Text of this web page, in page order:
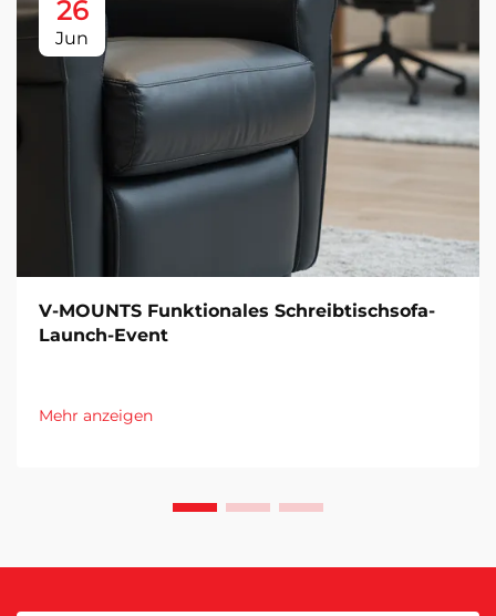
26
Jun
V-MOUNTS Funktionales Schreibtischsofa-
Launch-Event
Mehr anzeigen